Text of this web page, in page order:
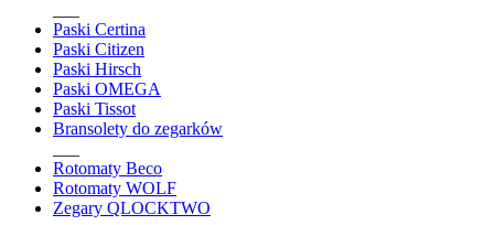
Paski Certina
Paski Citizen
Paski Hirsch
Paski OMEGA
Paski Tissot
Bransolety do zegarków
Rotomaty Beco
Rotomaty WOLF
Zegary QLOCKTWO